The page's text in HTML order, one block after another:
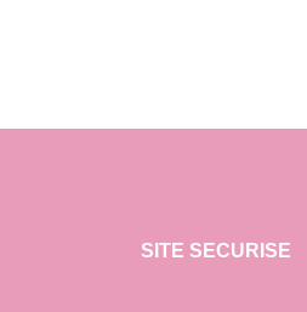
SITE SECURISE